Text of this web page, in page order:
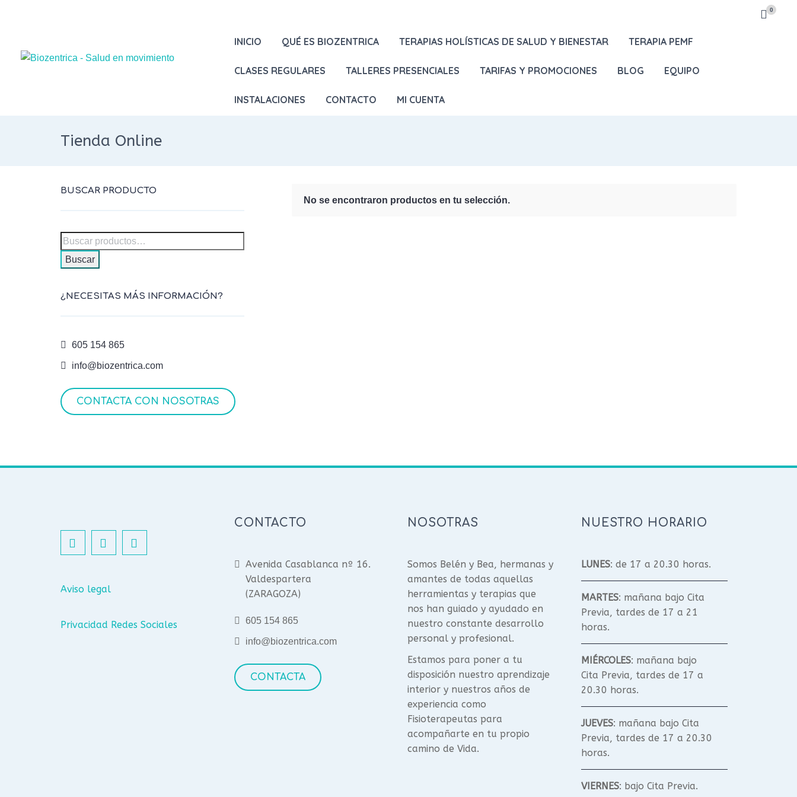
0
INICIO QUÉ ES BIOZENTRICA TERAPIAS HOLÍSTICAS DE SALUD Y BIENESTAR TERAPIA PEMF
CLASES REGULARES TALLERES PRESENCIALES TARIFAS Y PROMOCIONES BLOG EQUIPO
INSTALACIONES CONTACTO MI CUENTA
Tienda Online
BUSCAR PRODUCTO
Buscar
¿NECESITAS MÁS INFORMACIÓN?
605 154 865
info@biozentrica.com
CONTACTA CON NOSOTRAS
No se encontraron productos en tu selección.
Aviso legal
Privacidad Redes Sociales
CONTACTO
Avenida Casablanca nº 16.
Valdespartera
(ZARAGOZA)
605 154 865
info@biozentrica.com
CONTACTA
NOSOTRAS
Somos Belén y Bea, hermanas y
amantes de todas aquellas
herramientas y terapias que
nos han guiado y ayudado en
nuestro constante desarrollo
personal y profesional.
Estamos para poner a tu
disposición nuestro aprendizaje
interior y nuestros años de
experiencia como
Fisioterapeutas para
acompañarte en tu propio
camino de Vida.
NUESTRO HORARIO
LUNES: de 17 a 20.30 horas.
MARTES: mañana bajo Cita
Previa, tardes de 17 a 21
horas.
MIÉRCOLES: mañana bajo
Cita Previa, tardes de 17 a
20.30 horas.
JUEVES: mañana bajo Cita
Previa, tardes de 17 a 20.30
horas.
VIERNES: bajo Cita Previa.